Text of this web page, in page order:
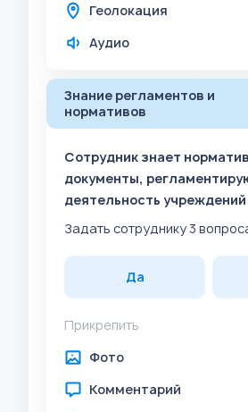
Геолокация
Аудио
Знание регламентов и
нормативов
Сотрудник знает
документы,
деятельность учреждений
Задать сотруднику 3
Да
Прикрепить
Фото
Комментарий